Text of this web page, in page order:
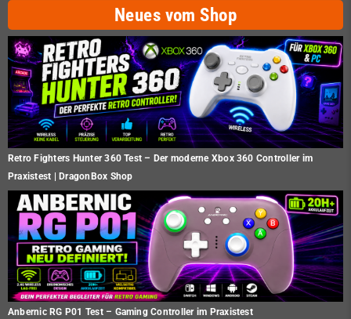
Neues vom Shop
Retro Fighters Hunter 360 Test – Der moderne Xbox 360 Controller im
Praxistest | DragonBox Shop
Anbernic RG P01 Test – Gaming Controller im Praxistest